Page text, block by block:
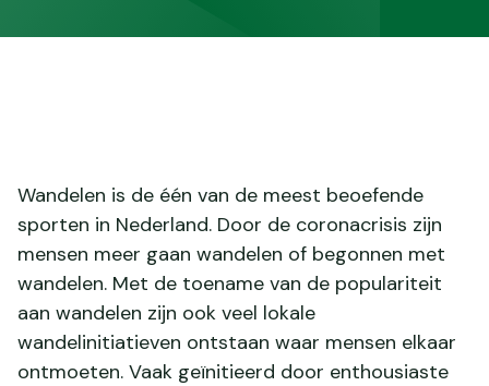
Wandelen is de één van de meest beoefende
sporten in Nederland. Door de coronacrisis zijn
mensen meer gaan wandelen of begonnen met
wandelen. Met de toename van de populariteit
aan wandelen zijn ook veel lokale
wandelinitiatieven ontstaan waar mensen elkaar
ontmoeten. Vaak geïnitieerd door enthousiaste